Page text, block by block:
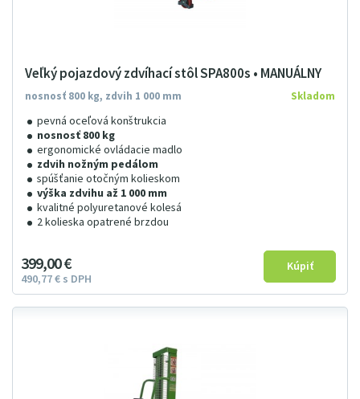
Veľký pojazdový zdvíhací stôl SPA800s • MANUÁLNY
nosnosť 800 kg, zdvih 1 000 mm
pevná oceľová konštrukcia
nosnosť 800 kg
ergonomické ovládacie madlo
zdvih nožným pedálom
spúšťanie otočným kolieskom
výška zdvihu až 1 000 mm
kvalitné polyuretanové kolesá
2 kolieska opatrené brzdou
Skladom
399 00€
490 77€ s DPH